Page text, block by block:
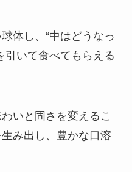
体し、“中はどうなっ
引いて食べてもらえる
いと固さを変えるこ
み出し、豊かな口溶